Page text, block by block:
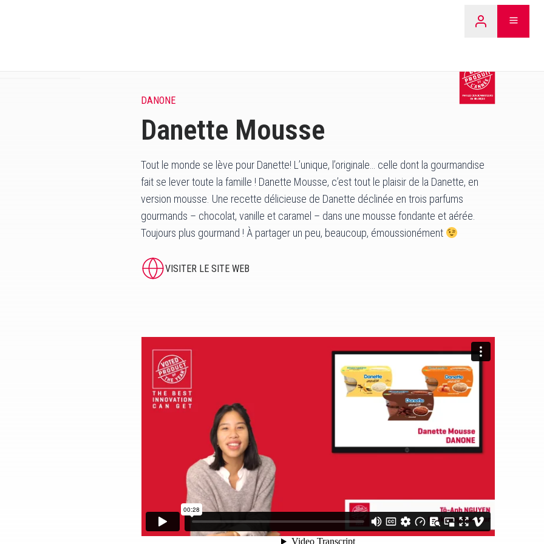
LEARN
DANONE
Danette Mousse
Tout le monde se lève pour Danette! L’unique, l’originale… celle dont la gourmandise
fait se lever toute la famille ! Danette Mousse, c’est tout le plaisir de la Danette, en
version mousse. Une recette délicieuse de Danette déclinée en trois parfums
gourmands – chocolat, vanille et caramel – dans une mousse fondante et aérée.
Toujours plus gourmand ! À partager un peu, beaucoup, émoussionément
VISITER LE SITE WEB